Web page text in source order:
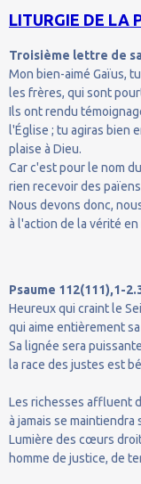
LITURGIE DE LA
Troisième lettre de
Mon bien-aimé Gaïus,
les frères, qui sont
Ils ont rendu
l'Église ; tu agiras bien
plaise à Dieu.
Car c'est pour le nom
rien recevoir des
Nous devons donc,
à l'action de la vérité en
Psaume 112(111),1-
Heureux qui craint le
qui aime entièrement
Sa lignée sera
la race des justes est
Les richesses affluent
à jamais se maintiendra
Lumière des cœurs
homme de justice, de